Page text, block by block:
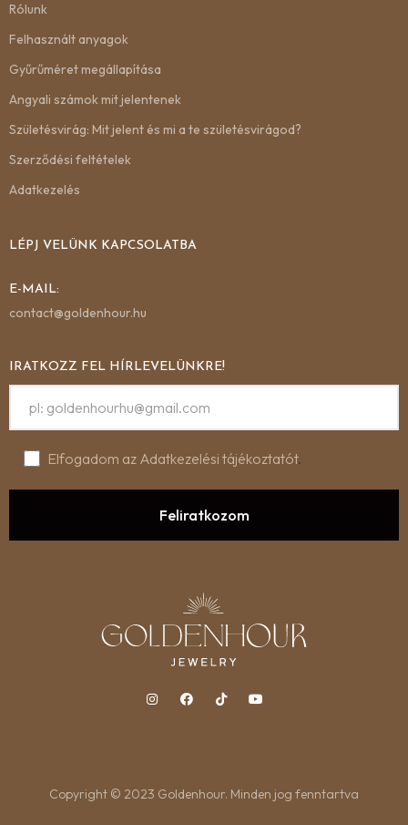
Rólunk
Felhasznált anyagok
Gyűrűméret megállapítása
Angyali számok mit jelentenek
Születésvirág: Mit jelent és mi a te születésvirágod?
Szerződési feltételek
Adatkezelés
LÉPJ VELÜNK KAPCSOLATBA
E-MAIL:
contact@goldenhour.hu
IRATKOZZ FEL HÍRLEVELÜNKRE!
Elfogadom az Adatkezelési tájékoztatót.
Copyright © 2023 Goldenhour. Minden jog fenntartva